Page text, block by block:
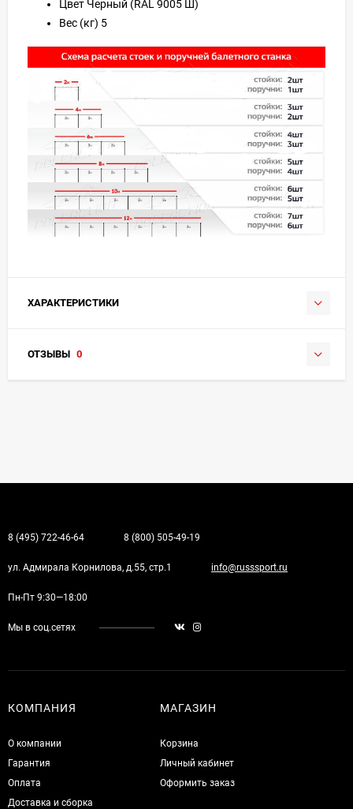
Цвет Черный (RAL 9005 Ш)
Вес (кг) 5
ХАРАКТЕРИСТИКИ
ОТЗЫВЫ 0
8 (495) 722-46-64 8 (800) 505-49-19
ул. Адмирала Корнилова, д.55, стр.1 info@russsport.ru
Пн-Пт 9:30—18:00
Мы в соц.сетях
КОМПАНИЯ
О компании
Гарантия
Оплата
Доставка и сборка
МАГАЗИН
Корзина
Личный кабинет
Оформить заказ